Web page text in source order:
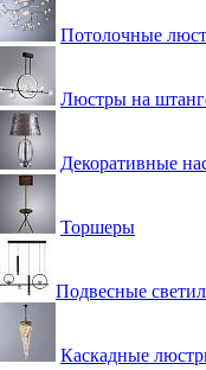
Потолочные
Люстры на
Декоративные
Торшеры
Подвесные
Каскадные